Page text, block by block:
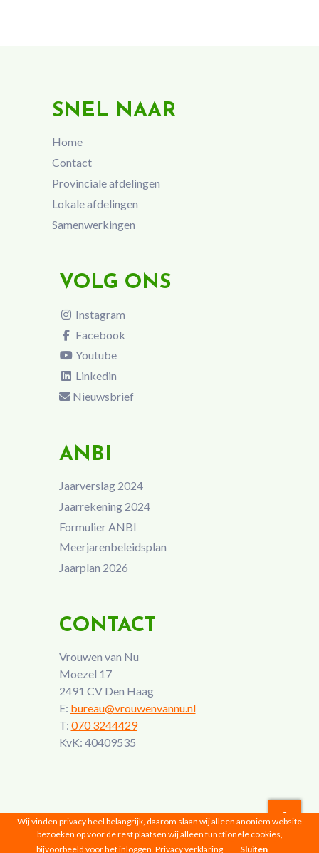
SNEL NAAR
Home
Contact
Provinciale afdelingen
Lokale afdelingen
Samenwerkingen
VOLG ONS
Instagram
Facebook
Youtube
Linkedin
Nieuwsbrief
ANBI
Jaarverslag 2024
Jaarrekening 2024
Formulier ANBI
Meerjarenbeleidsplan
Jaarplan 2026
CONTACT
Vrouwen van Nu
Moezel 17
2491 CV Den Haag
E: bureau@vrouwenvannu.nl
T: 070 3244429
KvK: 40409535
Vrouwen van Nu © 2026 |Privacyverklaring
Wij vinden privacy heel belangrijk, daarom slaan wij alleen anoniem website
bezoeken op voor de rest plaatsen wij alleen functionele cookies,
bijvoorbeeld voor het inloggen. Privacy verklaring Sluiten